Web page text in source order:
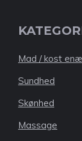
Mad / kost
Sundhed
Skønhed
Massage